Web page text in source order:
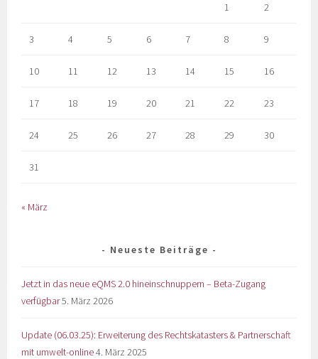
1 2
3 4 5 6 7 8 9
10 11 12 13 14 15 16
17 18 19 20 21 22 23
24 25 26 27 28 29 30
31
« März
Neueste Beiträge
Jetzt in das neue eQMS 2.0 hineinschnuppern – Beta-Zugang
verfügbar5. März 2026
Update (06.03.25): Erweiterung des Rechtskatasters & Partnerschaft
mit umwelt-online4. März 2025